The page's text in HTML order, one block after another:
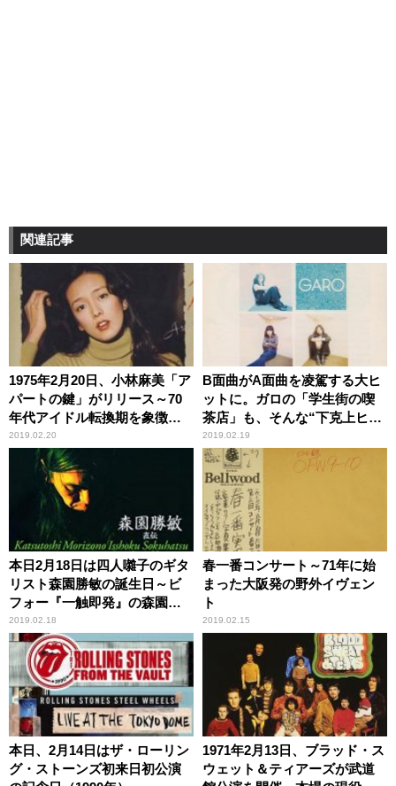
関連記事
1975年2月20日、小林麻美「ア
パートの鍵」がリリース～70
年代アイドル転換期を象徴す
る作品
2019.02.20
B面曲がA面曲を凌駕する大ヒ
ットに。ガロの「学生街の喫
茶店」も、そんな“下克上ヒッ
ト”の典型例だった
2019.02.19
本日2月18日は四人囃子のギタ
リスト森園勝敏の誕生日～ビ
フォー『一触即発』の森園勝
敏
2019.02.18
春一番コンサート～71年に始
まった大阪発の野外イヴェン
ト
2019.02.15
本日、2月14日はザ・ローリン
グ・ストーンズ初来日初公演
1971年2月13日、ブラッド・ス
ウェット＆ティアーズが武道